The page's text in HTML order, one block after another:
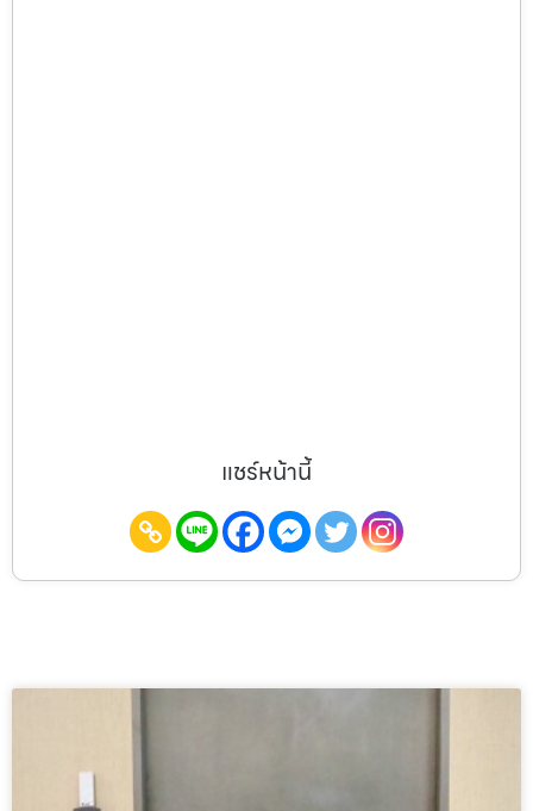
แชร์หน้านี้